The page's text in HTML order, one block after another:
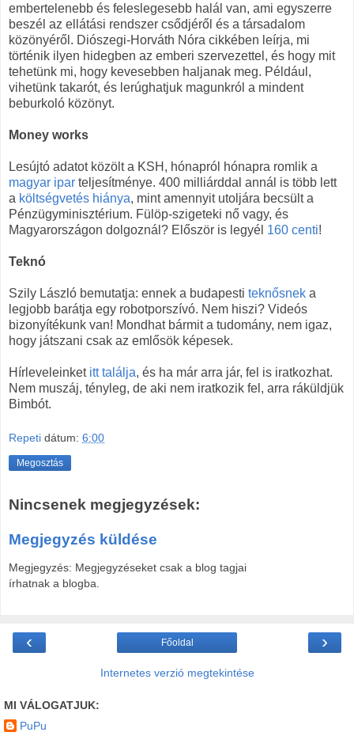
embertelenebb és feleslegesebb halál van, ami egyszerre
beszél az ellátási rendszer csődjéről és a társadalom
közönyéről. Diószegi-Horváth Nóra cikkében leírja, mi
történik ilyen hidegben az emberi szervezettel, és hogy mit
tehetünk mi, hogy kevesebben haljanak meg. Például,
vihetünk takarót, és lerúghatjuk magunkról a mindent
beburkoló közönyt.
Money works
Lesújtó adatot közölt a KSH, hónapról hónapra romlik a
magyar ipar teljesítménye. 400 milliárddal annál is több lett
a költségvetés hiánya, mint amennyit utoljára becsült a
Pénzügyminisztérium. Fülöp-szigeteki nő vagy, és
Magyarországon dolgoznál? Először is legyél 160 centi!
Teknó
Szily László bemutatja: ennek a budapesti teknősnek a
legjobb barátja egy robotporszívó. Nem hiszi? Videós
bizonyítékunk van! Mondhat bármit a tudomány, nem igaz,
hogy játszani csak az emlősök képesek.
Hírleveleinket itt találja, és ha már arra jár, fel is iratkozhat.
Nem muszáj, tényleg, de aki nem iratkozik fel, arra ráküldjük
Bimbót.
Repeti dátum: 6:00
Megosztás
Nincsenek megjegyzések:
Megjegyzés küldése
Megjegyzés: Megjegyzéseket csak a blog tagjai
írhatnak a blogba.
‹ ›
Főoldal
Internetes verzió megtekintése
MI VÁLOGATJUK:
PuPu